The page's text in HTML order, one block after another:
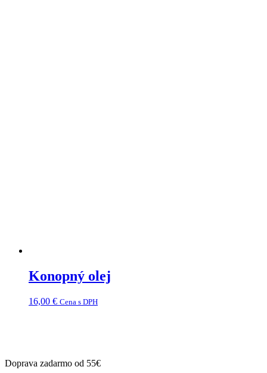
Konopný olej
16,00 € Cena s DPH
Doprava zadarmo od 55€